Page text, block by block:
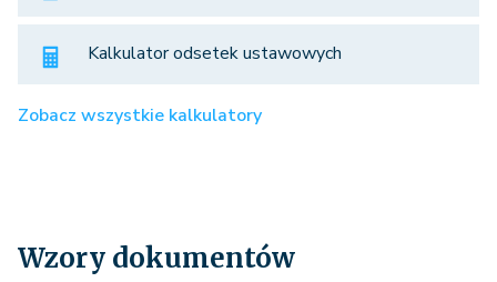
Kalkulator odsetek ustawowych
Zobacz wszystkie kalkulatory
Wzory dokumentów